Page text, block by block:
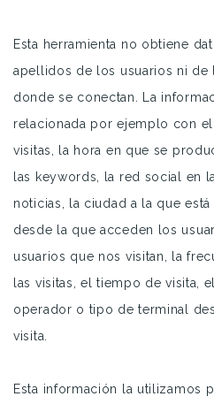
Esta herramienta no obtiene
apellidos de los usuarios ni
donde se conectan. La
relacionada por ejemplo con
visitas, la hora en que se
las keywords, la red social en
noticias, la ciudad a la que
desde la que acceden los
usuarios que nos visitan, la
las visitas, el tiempo de visita,
operador o tipo de terminal
visita.
Esta información la utilizamos